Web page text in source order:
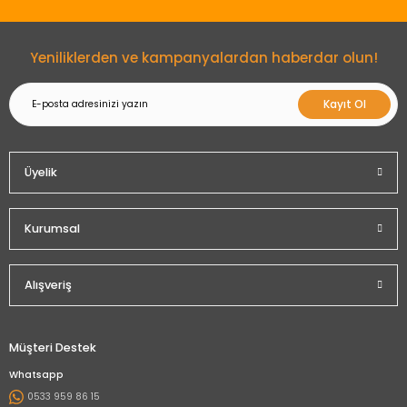
Yeniliklerden ve kampanyalardan haberdar olun!
Kayıt Ol
Üyelik
Kurumsal
Alışveriş
Müşteri Destek
Whatsapp
0533 959 86 15